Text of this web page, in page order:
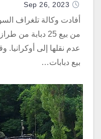
Sep 26, 2023
أفادت وكالة تلغراف
عدم نقلها إلى
بيع دبابات…